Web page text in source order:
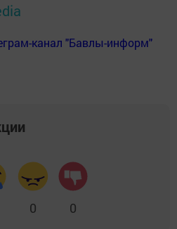
канал "Бавлы-информ"
0 0